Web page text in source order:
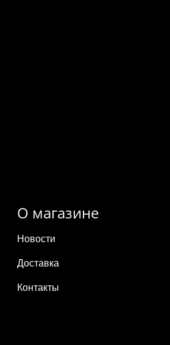
О магазине
Новости
Доставка
Контакты